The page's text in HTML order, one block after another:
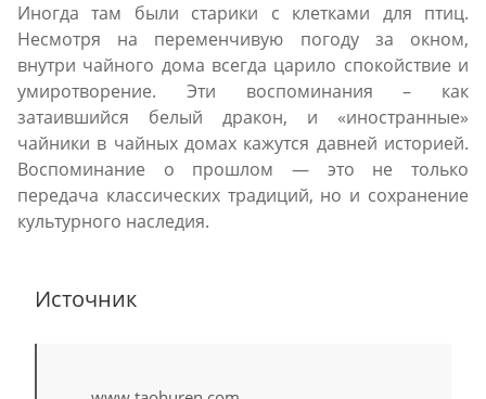
Иногда там были старики с клетками для птиц.
Несмотря на переменчивую погоду за окном,
внутри чайного дома всегда царило спокойствие и
умиротворение. Эти воспоминания – как
затаившийся белый дракон, и «иностранные»
чайники в чайных домах кажутся давней историей.
Воспоминание о прошлом — это не только
передача классических традиций, но и сохранение
культурного наследия.
Источник